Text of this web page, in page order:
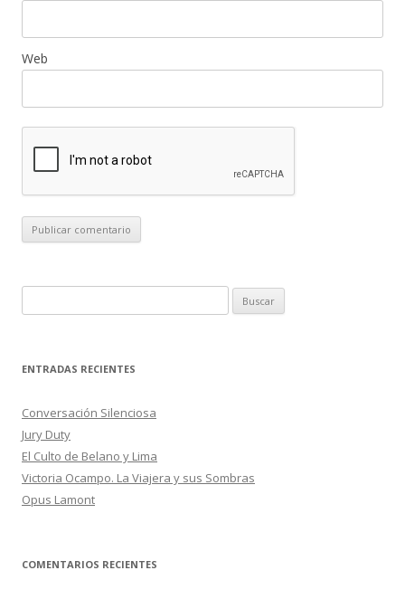
Web
u
c
r
:
ENTRADAS RECIENTES
Conversación Silenciosa
Jury Duty
El Culto de Belano y Lima
Victoria Ocampo. La Viajera y sus Sombras
Opus Lamont
COMENTARIOS RECIENTES